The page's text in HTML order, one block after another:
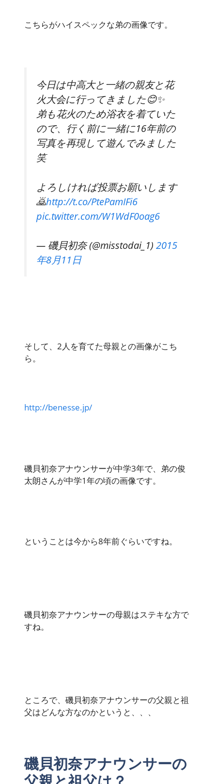
こちらがハイスペックな弟の画像です。
今日は中高大と一緒の親友と花
火大会に行ってきました😊✨
弟も花火のため浴衣を着ていた
ので、行く前に一緒に16年前の
写真を再現して遊んでみました
笑
よろしければ投票お願いします
🙇http://t.co/PtePamIFi6
pic.twitter.com/W1WdF0oag6
— 磯貝初奈 (@misstodai_1) 2015
年8月11日
そして、2人を育てた母親との画像がこち
ら。
http://benesse.jp/
磯貝初奈アナウンサーが中学3年で、弟の俊
太朗さんが中学1年の頃の画像です。
ということは今から8年前ぐらいですね。
磯貝初奈アナウンサーの母親はステキな方で
すね。
ところで、磯貝初奈アナウンサーの父親と祖
父はどんな方なのかというと、、、
磯貝初奈アナウンサーの